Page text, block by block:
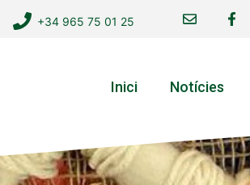
+34 965 75 01 25
Inici Notícies